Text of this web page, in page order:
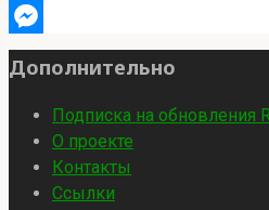
Viber
Messenger
Дополнительно
Подписка на обновления
О проекте
Контакты
Ссылки